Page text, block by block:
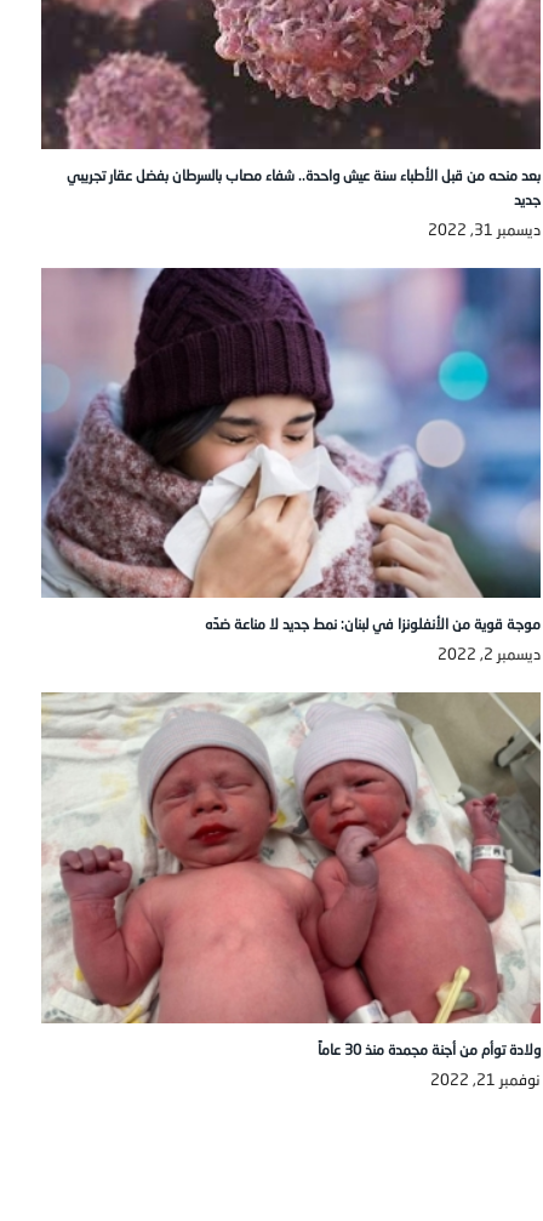
بعد منحه من قبل الأطباء سنة عيش واحدة.. شفاء مصاب بالسرطان بفضل عقار تجريبي
جديد
ديسمبر 31, 2022
موجة قوية من الأنفلونزا في لبنان: نمط جديد لا مناعة ضدّه
ديسمبر 2, 2022
ولادة توأم من أجنة مجمدة منذ 30 عاماً
نوفمبر 21, 2022